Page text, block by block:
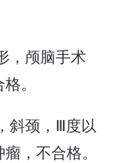
，颅脑手术
。
斜颈，Ⅲ度以
，不合格。